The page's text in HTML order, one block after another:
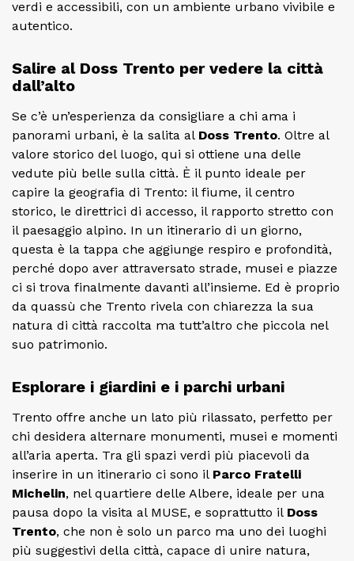
verdi e accessibili, con un ambiente urbano vivibile e
autentico.
Salire al Doss Trento per vedere la città
dall’alto
Se c’è un’esperienza da consigliare a chi ama i
panorami urbani, è la salita al Doss Trento. Oltre al
valore storico del luogo, qui si ottiene una delle
vedute più belle sulla città. È il punto ideale per
capire la geografia di Trento: il fiume, il centro
storico, le direttrici di accesso, il rapporto stretto con
il paesaggio alpino. In un itinerario di un giorno,
questa è la tappa che aggiunge respiro e profondità,
perché dopo aver attraversato strade, musei e piazze
ci si trova finalmente davanti all’insieme. Ed è proprio
da quassù che Trento rivela con chiarezza la sua
natura di città raccolta ma tutt’altro che piccola nel
suo patrimonio.
Esplorare i giardini e i parchi urbani
Trento offre anche un lato più rilassato, perfetto per
chi desidera alternare monumenti, musei e momenti
all’aria aperta. Tra gli spazi verdi più piacevoli da
inserire in un itinerario ci sono il Parco Fratelli
Michelin, nel quartiere delle Albere, ideale per una
pausa dopo la visita al MUSE, e soprattutto il Doss
Trento, che non è solo un parco ma uno dei luoghi
più suggestivi della città, capace di unire natura,